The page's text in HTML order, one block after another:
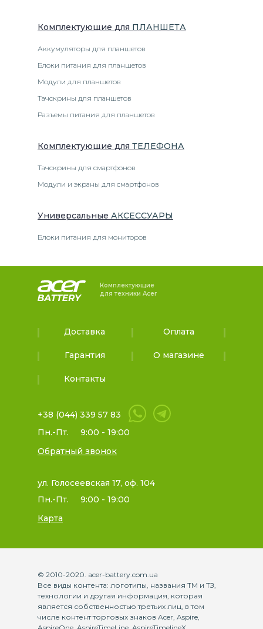
Комплектующие для ПЛАНШЕТА
Аккумуляторы для планшетов
Блоки питания для планшетов
Модули для планшетов
Тачскрины для планшетов
Разъемы питания для планшетов
Комплектующие для ТЕЛЕФОНА
Тачскрины для смартфонов
Модули и экраны для смартфонов
Универсальные АКСЕССУАРЫ
Блоки питания для мониторов
Комплектующие
для техники Acer
Доставка Оплата
Гарантия О магазине
Контакты
+38 (044) 339 57 83
Пн.-Пт.
9:00 - 19:00
Обратный звонок
ул. Голосеевская 17, оф. 104
Пн.-Пт.
9:00 - 19:00
Карта
© 2010-2020. acer-battery.com.ua
Все виды контента: логотипы, названия ТМ и ТЗ,
технологии и другая информация, которая
является собственностью третьих лиц, в том
числе контент торговых знаков Acer, Aspire,